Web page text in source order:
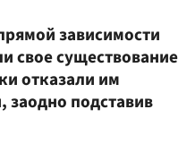
зависимости
свое существование
отказали им
подставив